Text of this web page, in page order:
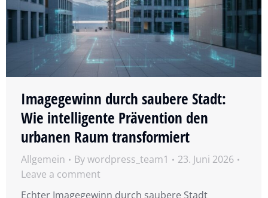
Imagegewinn durch saubere Stadt:
Wie intelligente Prävention den
urbanen Raum transformiert
Allgemein Bywordpress_team1
23. Juni 2026
Leave a comment
Echter Imagegewinn durch saubere Stadt